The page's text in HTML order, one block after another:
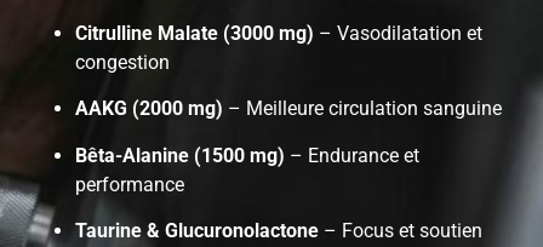
Citrulline Malate (3000 mg) – Vasodilatation et
congestion
AAKG (2000 mg) – Meilleure circulation sanguine
Bêta-Alanine (1500 mg) – Endurance et
performance
Taurine & Glucuronolactone – Focus et soutien